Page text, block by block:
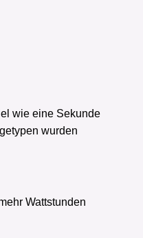
wie eine Sekunde
wurden
Wattstunden